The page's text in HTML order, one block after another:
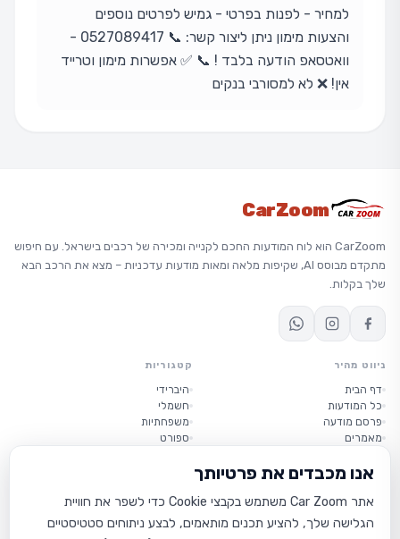
אנו מכבדים את פרטיותך
אתר Car Zoom משתמש בקבצי Cookie כדי לשפר את חוויית
הגלישה שלך, להציע תכנים מותאמים, לבצע ניתוחים סטטיסטיים
למחיר - לפנות בפרטי - גמיש לפרטים נוספים
והצעות מימון ניתן ליצור קשר: 📞 0527089417 -
וואטסאפ הודעה בלבד ! 📞 ✅ אפשרות מימון וטרייד
אין! ❌ לא למסורבי בנקים
CarZoom
CarZoom הוא לוח המודעות החכם לקנייה ומכירה של רכבים בישראל. עם חיפוש
מתקדם מבוסס AI, שקיפות מלאה ומאות מודעות עדכניות – מצא את הרכב הבא
שלך בקלות.
ניווט מהיר
דף הבית
כל המודעות
פרסם מודעה
מאמרים
קטגוריות
היברידי
חשמלי
משפחתיות
ספורט
מידע
אודות